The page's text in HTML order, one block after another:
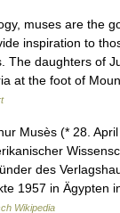
muses are the
inspiration to
The daughters of
at the foot of
Musès (* 28.
des
1957 in Ägypten
Wikipedia